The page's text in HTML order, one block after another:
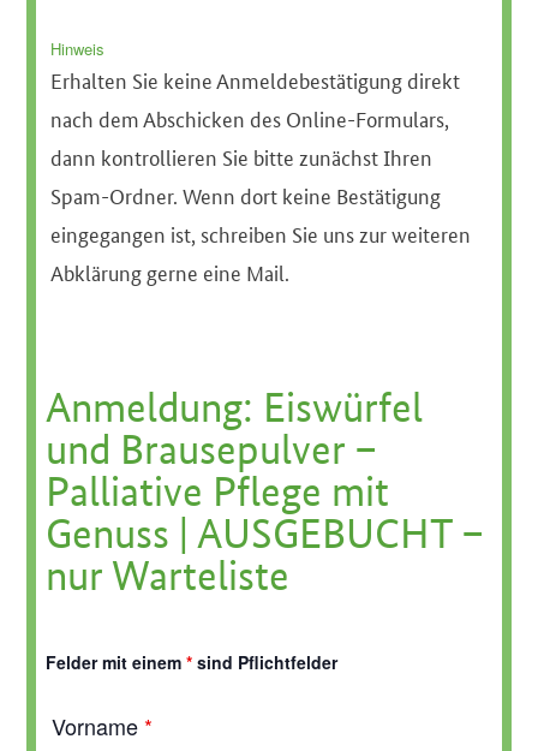
Hinweis
Erhalten Sie keine Anmeldebestätigung direkt
nach dem Abschicken des Online-Formulars,
dann kontrollieren Sie bitte zunächst Ihren
Spam-Ordner. Wenn dort keine Bestätigung
eingegangen ist, schreiben Sie uns zur weiteren
Abklärung gerne eine Mail.
Anmeldung: Eiswürfel
und Brausepulver –
Palliative Pflege mit
Genuss | AUSGEBUCHT –
nur Warteliste
Felder mit einem* sind Pflichtfelder
Vorname *